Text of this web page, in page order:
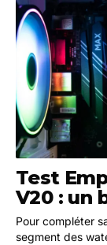
Test
V20 : un
Pour compléter
segment des